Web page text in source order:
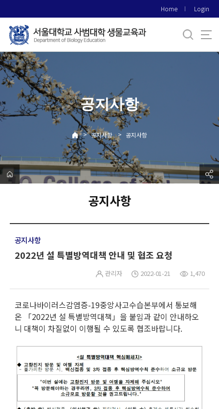
로
메
뉴
Home Login
공지사항
> 공지사항 > 공지사항
공지사항
공지사항
2022년 설 특별방역대책 안내 및 협조 요청
관리자 2022-01-21 1,470
코로나바이러스감염증-19중앙사고수습본부에서 통보해
온 「2022년 설 특별방역대책」을 붙임과 같이 안내하오
니 대책이 차질없이 이행될 수 있도록 협조바랍니다.